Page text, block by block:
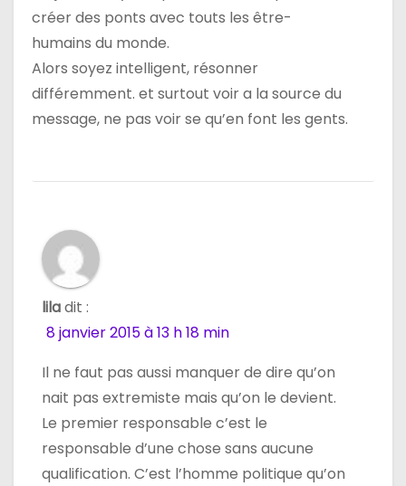
créer des ponts avec touts les être-
humains du monde.
Alors soyez intelligent, résonner
différemment. et surtout voir a la source du
message, ne pas voir se qu’en font les gents.
liladit :
8 janvier 2015 à 13 h 18 min
Il ne faut pas aussi manquer de dire qu’on
nait pas extremiste mais qu’on le devient.
Le premier responsable c’est le
responsable d’une chose sans aucune
qualification. C’est l’homme politique qu’on